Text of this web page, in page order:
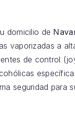
domicilio de
vaporizadas a
de control
seguridad para